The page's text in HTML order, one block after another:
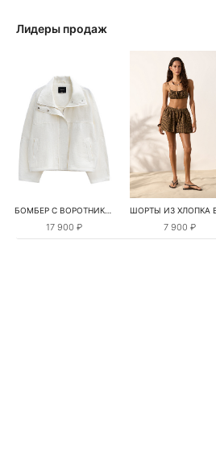
Лидеры продаж
БОМБЕР С ВОРОТНИКОМ-СТОЙКОЙ
17 900 ₽ 7 900 ₽